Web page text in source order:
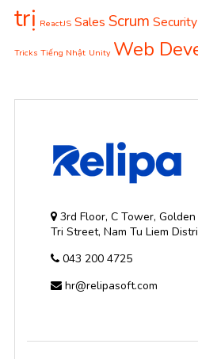
trị ReactJS Sales Scrum Security
Tricks Tiếng Nhật Unity Web
3rd Floor, C Tower,
Tri Street, Nam Tu Liem
043 200 4725
hr@relipasoft.com